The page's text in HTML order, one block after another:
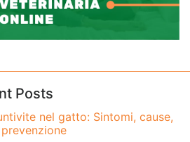
Posts
nel gatto: Sintomi, cause,